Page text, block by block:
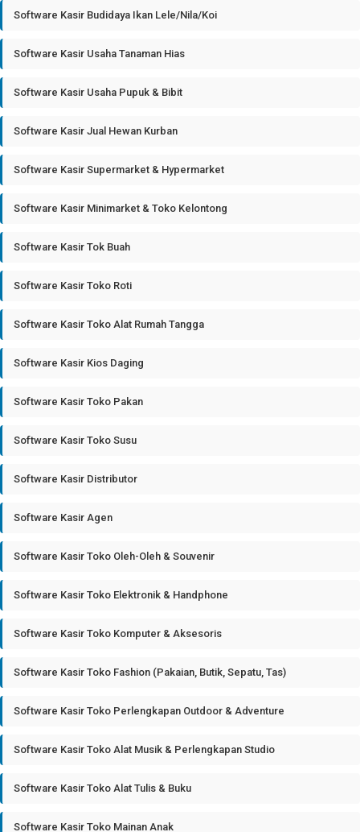
Software Kasir Budidaya Ikan Lele/Nila/Koi
Software Kasir Usaha Tanaman Hias
Software Kasir Usaha Pupuk & Bibit
Software Kasir Jual Hewan Kurban
Software Kasir Supermarket & Hypermarket
Software Kasir Minimarket & Toko Kelontong
Software Kasir Tok Buah
Software Kasir Toko Roti
Software Kasir Toko Alat Rumah Tangga
Software Kasir Kios Daging
Software Kasir Toko Pakan
Software Kasir Toko Susu
Software Kasir Distributor
Software Kasir Agen
Software Kasir Toko Oleh-Oleh & Souvenir
Software Kasir Toko Elektronik & Handphone
Software Kasir Toko Komputer & Aksesoris
Software Kasir Toko Fashion (Pakaian, Butik, Sepatu, Tas)
Software Kasir Toko Perlengkapan Outdoor & Adventure
Software Kasir Toko Alat Musik & Perlengkapan Studio
Software Kasir Toko Alat Tulis & Buku
Software Kasir Toko Mainan Anak